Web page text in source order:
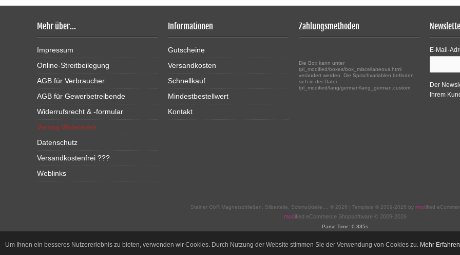
Mehr über...
Impressum
Online-Streitbeilegung
AGB für Verbraucher
AGB für Gewerbetreibende
Widerrufsrecht & -formular
Vertrag Widerrufen
Datenschutz
Versandkostenfrei ???
Weblinks
Informationen
Gutscheine
Versandkosten
Schnellkauf
Mindestbestellwert
Kontakt
Zahlungsmethoden
Die Box kann unter
tpl_modified/boxes/box_miscellaneous.html
verändert werden. Die Sprachvariablen befinden
sich in der Datei
tpl_modified/lang/german/lang_german.custom.
E-Mail-
Der
Ihrem
Steiner GbR Magnetschließen, Silberteile, Schmuckteile.... © 2026 | Template © 2009-2026 by mod ified
modified eCommerce Shopsoftware © 2009-2026
Parse Time: 0.335s
Um Ihnen ein besseres Nutzererlebnis zu bieten, verwenden wir Cookies. Durch Nutzung der Website stimmen Sie der Verwendung von Cookies zu. Mehr Erfahren